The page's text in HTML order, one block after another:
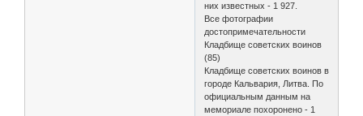
них известных - 1 927.
Все фотографии
достопримечательности
Кладбище советских воинов
(85)
Кладбище советских воинов в
городе Кальвария, Литва. По
официальным данным на
мемориале похоронено - 1